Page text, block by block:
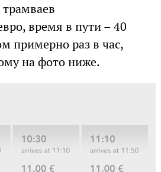
время в пути – 40
примерно раз в час,
на фото ниже.